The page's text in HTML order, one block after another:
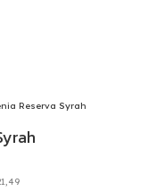
Reserva Syrah